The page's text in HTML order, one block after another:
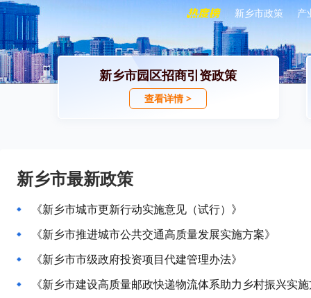
新乡市政策 产
新乡市园区招商引资政策
查看详情 >
新乡市最新政策
《新乡市城市更新行动实施意见（试行）》
《新乡市推进城市公共交通高质量发展实施方案》
《新乡市市级政府投资项目代建管理办法》
《新乡市建设高质量邮政快递物流体系助力乡村振兴实